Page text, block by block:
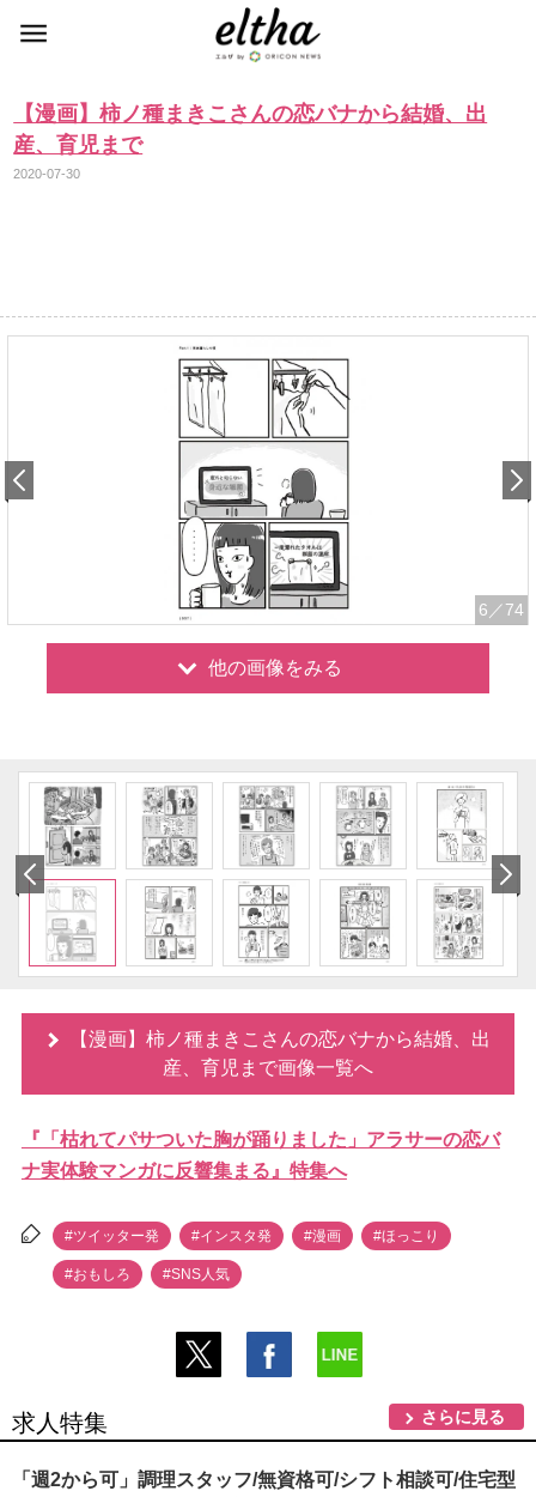
【漫画】柿ノ種まきこさんの恋バナから結婚、出
産、育児まで
2020-07-30
6 ／74
他の画像をみる
【漫画】柿ノ種まきこさんの恋バナから結婚、出
産、育児まで画像一覧へ
『「枯れてパサついた胸が踊りました」アラサーの恋バ
ナ実体験マンガに反響集まる』特集へ
#ツイッター発 #インスタ発 #漫画 #ほっこり
#おもしろ #SNS人気
求人特集 さらに見る
「週2から可」調理スタッフ/無資格可/シフト相談可/住宅型